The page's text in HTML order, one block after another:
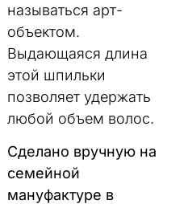
называться арт-
объектом.
Выдающаяся длина
этой шпильки
позволяет удержать
любой объем волос.
Сделано вручную на
семейной
мануфактуре в